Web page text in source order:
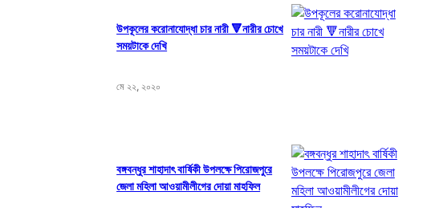
উপকূলের করোনাযোদ্ধা চার নারী 🔻নারীর চোখে
সময়টাকে দেখি
মে ২২, ২০২০
বঙ্গবন্ধুর শাহাদাৎ বার্ষিকী উপলক্ষে পিরোজপুরে
জেলা মহিলা আওয়ামীলীগের দোয়া মাহফিল